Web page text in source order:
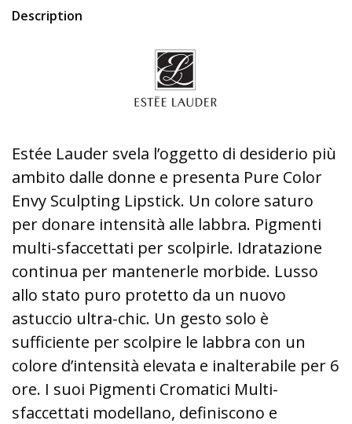
Description
Estée Lauder svela l’oggetto di desiderio più
ambito dalle donne e presenta Pure Color
Envy Sculpting Lipstick. Un colore saturo
per donare intensità alle labbra. Pigmenti
multi-sfaccettati per scolpirle. Idratazione
continua per mantenerle morbide. Lusso
allo stato puro protetto da un nuovo
astuccio ultra-chic. Un gesto solo è
sufficiente per scolpire le labbra con un
colore d’intensità elevata e inalterabile per 6
ore. I suoi Pigmenti Cromatici Multi-
sfaccettati modellano, definiscono e